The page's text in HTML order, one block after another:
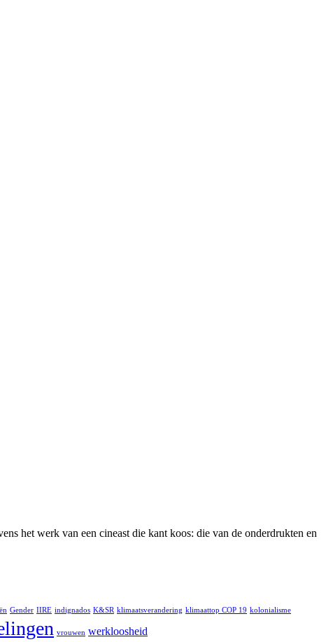
het werk van een cineast die kant koos: die van de onderdrukten en
Gender IIRE indignados K&SR klimaatsverandering klimaattop COP 19 kolonialisme
vrouwen werkloosheid